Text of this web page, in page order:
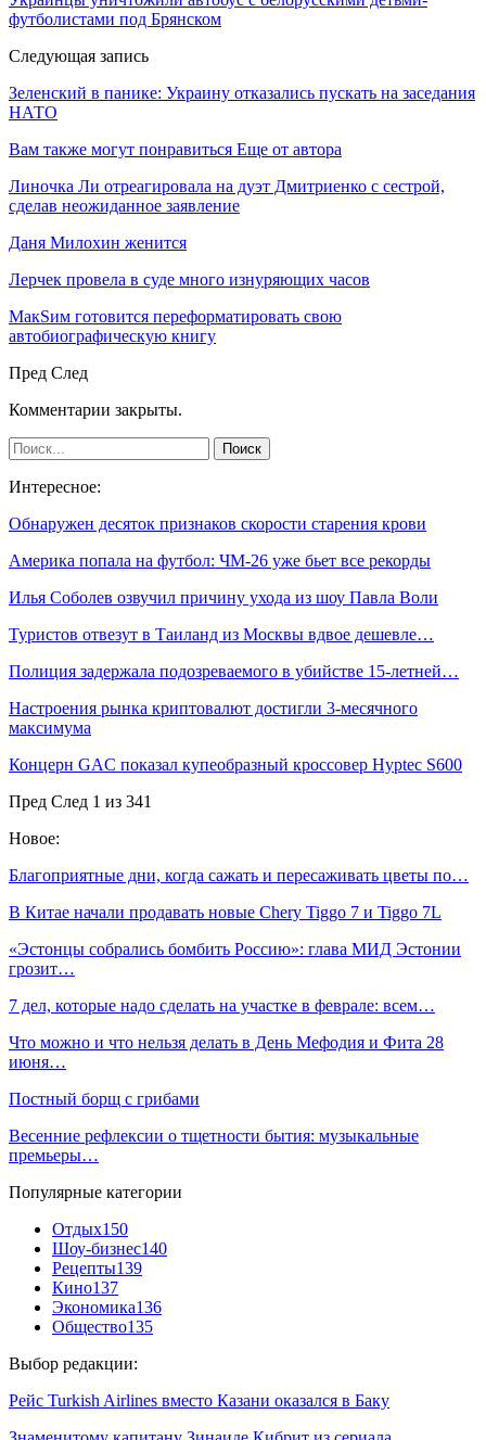
футболистами под Брянском
Следующая запись
Зеленский в панике: Украину отказались пускать на заседания
НАТО
Вам также могут понравиться Еще от автора
Линочка Ли отреагировала на дуэт Дмитриенко с сестрой,
сделав неожиданное заявление
Даня Милохин женится
Лерчек провела в суде много изнуряющих часов
МакSим готовится переформатировать свою
автобиографическую книгу
Пред След
Комментарии закрыты.
Интересное:
Обнаружен десяток признаков скорости старения крови
Америка попала на футбол: ЧМ-26 уже бьет все рекорды
Илья Соболев озвучил причину ухода из шоу Павла Воли
Туристов отвезут в Таиланд из Москвы вдвое дешевле…
Полиция задержала подозреваемого в убийстве 15-летней…
Настроения рынка криптовалют достигли 3-месячного
максимума
Концерн GAC показал купеобразный кроссовер Hyptec S600
Пред След 1 из 341
Новое:
Благоприятные дни, когда сажать и пересаживать цветы по…
В Китае начали продавать новые Chery Tiggo 7 и Tiggo 7L
«Эстонцы собрались бомбить Россию»: глава МИД Эстонии
грозит…
7 дел, которые надо сделать на участке в феврале: всем…
Что можно и что нельзя делать в День Мефодия и Фита 28
июня…
Постный борщ с грибами
Весенние рефлексии о тщетности бытия: музыкальные
премьеры…
Популярные категории
Отдых150
Шоу-бизнес140
Рецепты139
Кино137
Экономика136
Общество135
Выбор редакции:
Рейс Turkish Airlines вместо Казани оказался в Баку